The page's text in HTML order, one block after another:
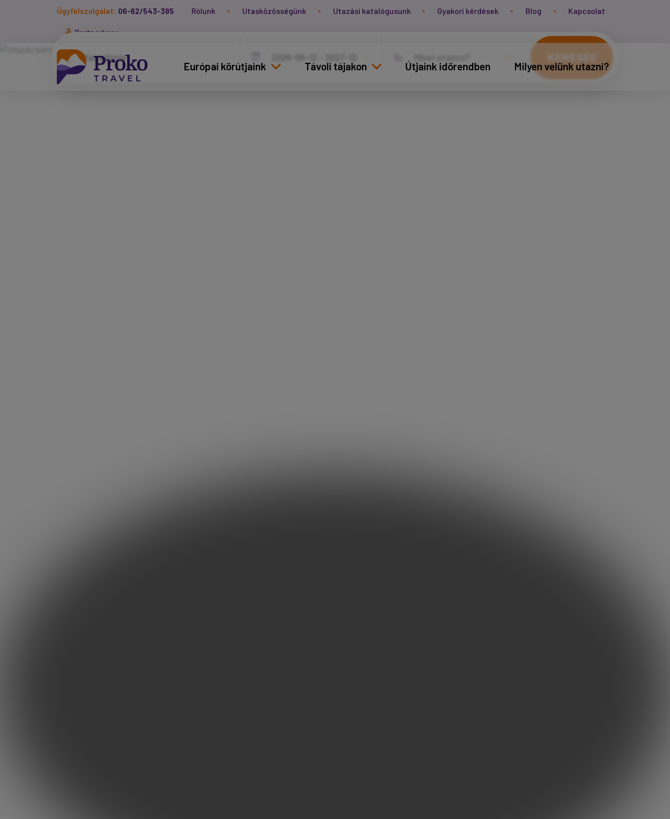
Ügyfélszolgálat: 06-62/543-385 Rólunk Utasközösségünk Utazási katalógusunk Gyakori kérdések Blog Kapcsolat
Partnerkapu
Európai körútjaink Távoli tájakon Útjaink időrendben Milyen velünk utazni?
KERESÉS